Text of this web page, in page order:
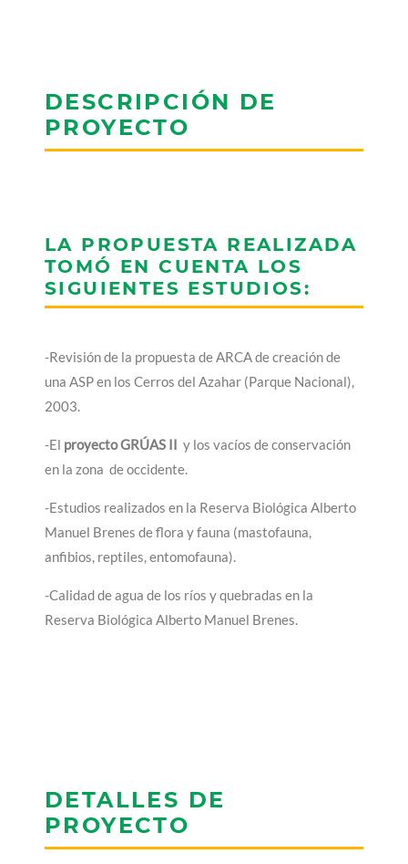
DESCRIPCIÓN DE
PROYECTO
LA PROPUESTA REALIZADA
TOMÓ EN CUENTA LOS
SIGUIENTES ESTUDIOS:
-Revisión de la propuesta de ARCA de creación de
una ASP en los Cerros del Azahar (Parque Nacional),
2003.
-El proyecto GRÚAS II y los vacíos de conservación
en la zona de occidente.
-Estudios realizados en la Reserva Biológica Alberto
Manuel Brenes de flora y fauna (mastofauna,
anfibios, reptiles, entomofauna).
-Calidad de agua de los ríos y quebradas en la
Reserva Biológica Alberto Manuel Brenes.
DETALLES DE
PROYECTO